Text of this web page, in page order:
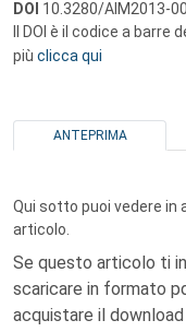
DOI 10.3280/AIM2013-
Il DOI è il codice a
più clicca qui
ANTEPRIMA
Qui sotto puoi vedere in
articolo.
Se questo articolo ti
scaricare in formato
acquistare il